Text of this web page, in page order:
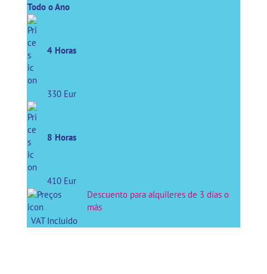
Todo o Ano
4 Horas
330 Eur
8 Horas
410 Eur
Descuento para alquileres de 3 días o
más
VAT Incluido